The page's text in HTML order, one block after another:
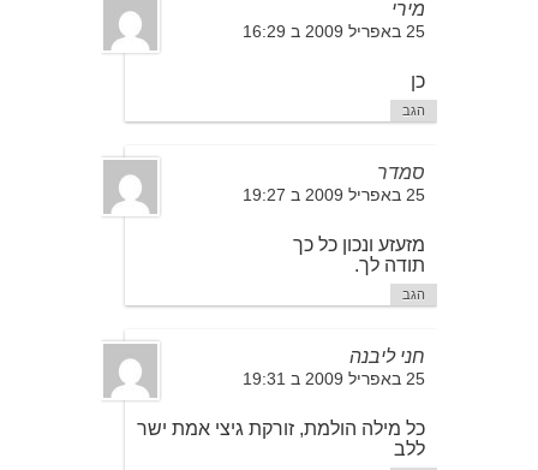
מירי
25 באפריל 2009 ב 16:29
כן
הגב
סמדר
25 באפריל 2009 ב 19:27
מזעזע ונכון כל כך
תודה לך.
הגב
חני ליבנה
25 באפריל 2009 ב 19:31
כל מילה הולמת, זורקת גיצי אמת ישר
ללב